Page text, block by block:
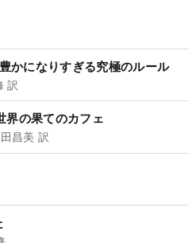
になりすぎる究極のルール
訳
界の果てのカフェ
昌美 訳